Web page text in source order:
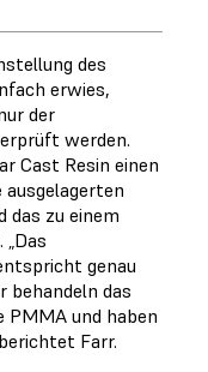
des
erwies,
der
werden.
Cast Resin einen
ausgelagerten
das zu einem
genau
behandeln das
PMMA und haben
Farr.